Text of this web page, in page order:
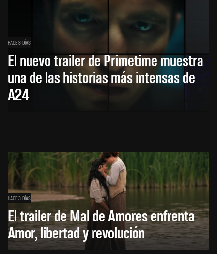
HACE 3 DÍAS
El nuevo trailer de Primetime muestra
una de las historias más intensas de
A24
HACE 3 DÍAS
El trailer de Mal de Amores enfrenta
Amor, libertad y revolución